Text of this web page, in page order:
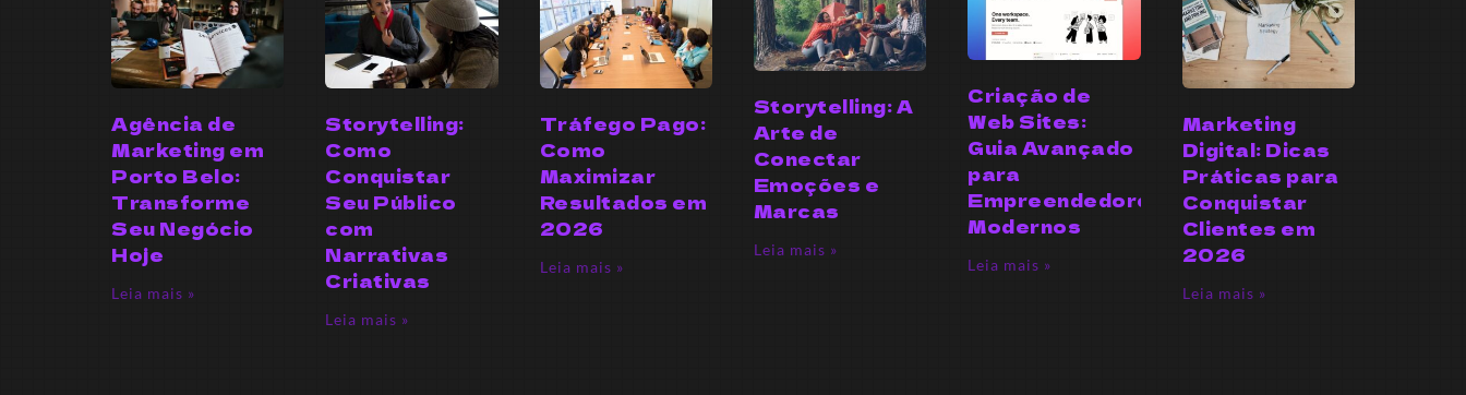
Agência de
Marketing em
Porto Belo:
Transforme
Seu Negócio
Hoje
Leia mais »
Storytelling:
Como
Conquistar
Seu Público
com
Narrativas
Criativas
Leia mais »
Tráfego Pago:
Como
Maximizar
Resultados em
2026
Leia mais »
Storytelling: A
Arte de
Conectar
Emoções e
Marcas
Leia mais »
Criação de
Web Sites:
Guia Avançado
para
Empreendedores
Modernos
Leia mais »
Marketing
Digital: Dicas
Práticas para
Conquistar
Clientes em
2026
Leia mais »